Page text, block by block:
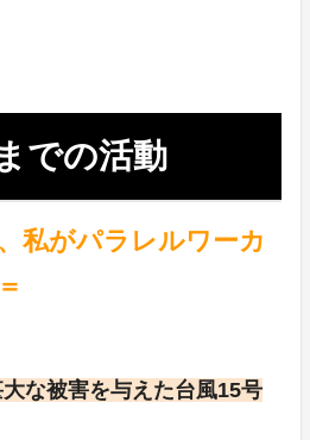
での活動
私がパラレルワーカ
な被害を与えた台風15号